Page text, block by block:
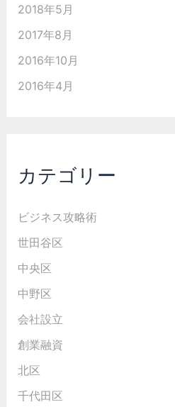
2018年5月
2017年8月
2016年10月
2016年4月
カテゴリー
ビジネス攻略術
世田谷区
中央区
中野区
会社設立
創業融資
北区
千代田区